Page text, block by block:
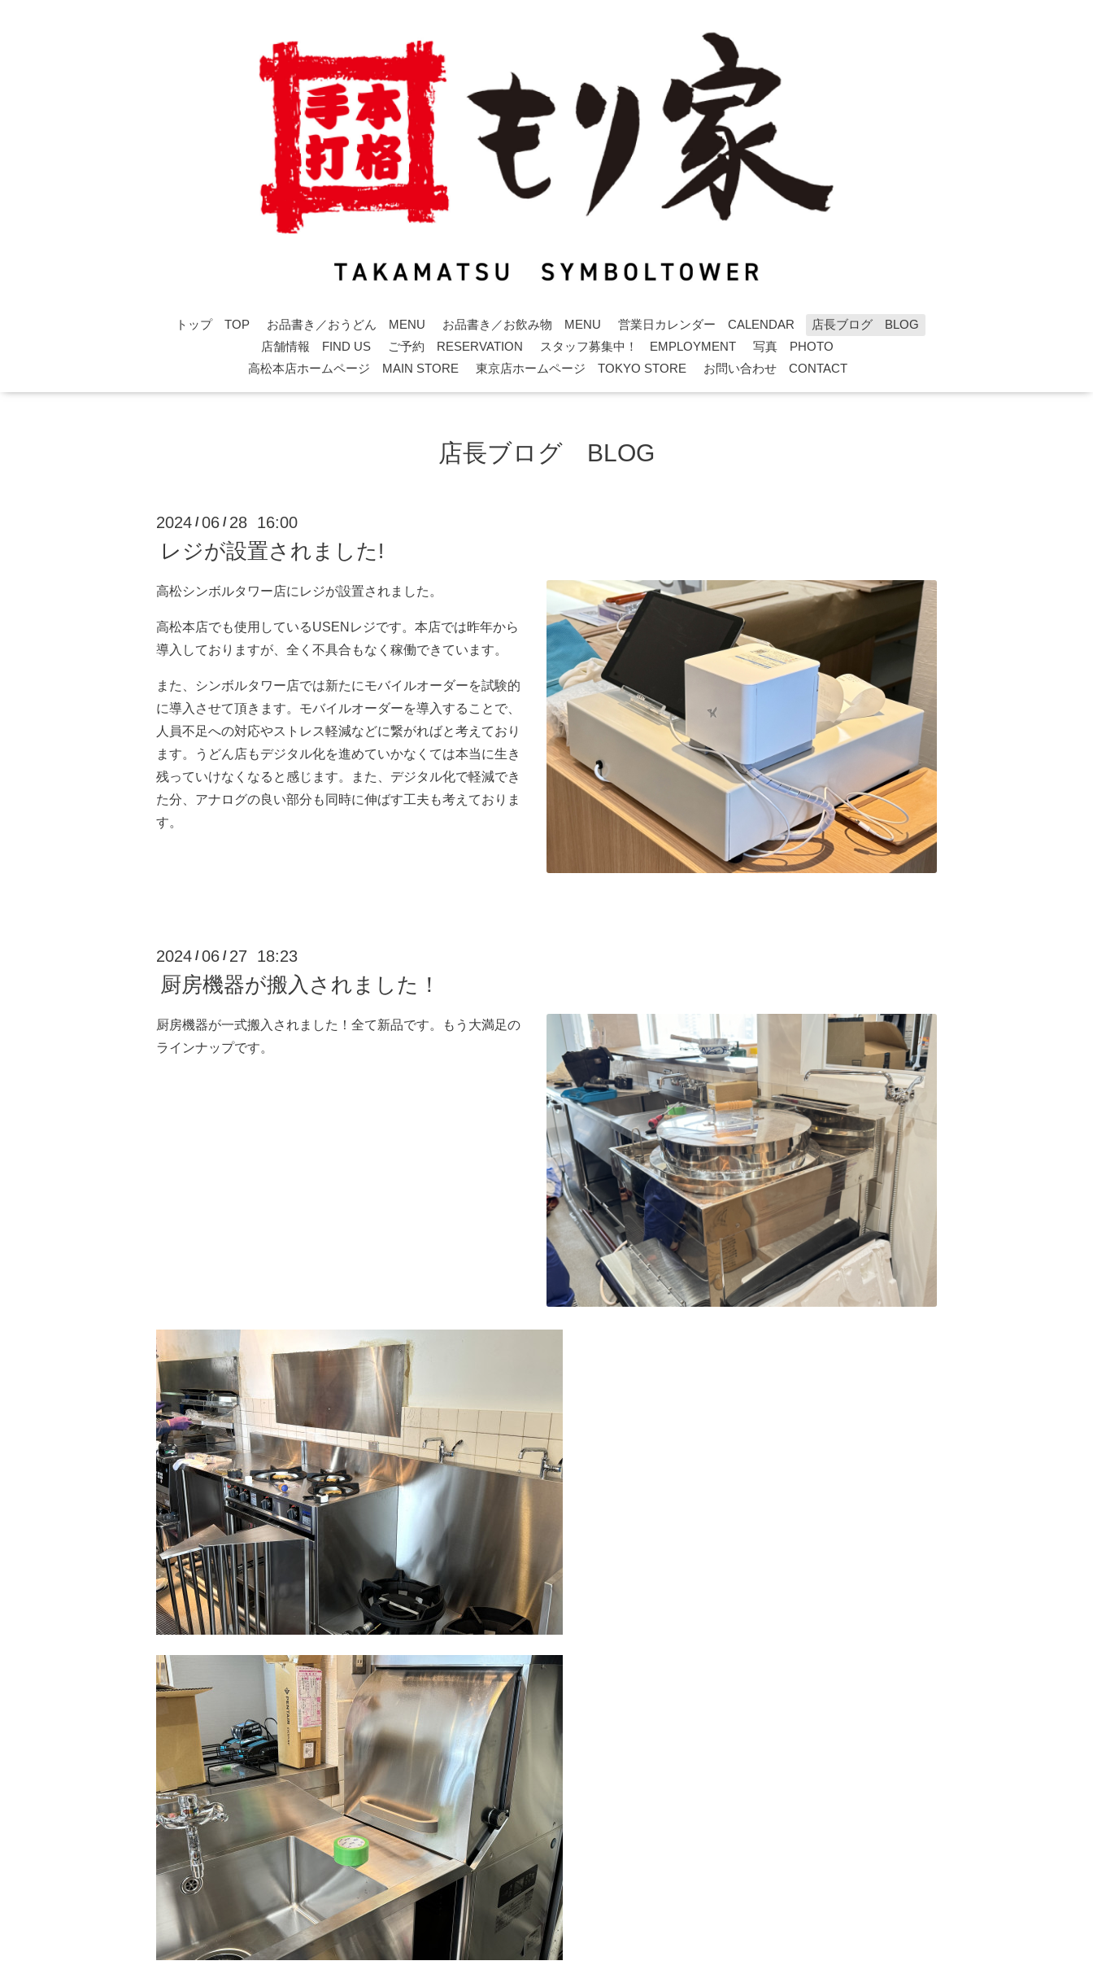
トップ TOP お品書き／おうどん MENU お品書き／お飲み物 MENU 営業日カレンダー CALENDAR
店長ブログ BLOG
店舗情報 FIND US
ご予約 RESERVATION スタッフ募集中！ EMPLOYMENT
写真 PHOTO
高松本店ホームページ MAIN STORE
東京店ホームページ TOKYO STORE お問い合わせ CONTACT
店長ブログ BLOG
2024 /06 / 28 16:00
レジが設置されました!
高松シンボルタワー店にレジが設置されました。
高松本店でも使用しているUSENレジです。本店では昨年から
導入しておりますが、全く不具合もなく稼働できています。
また、シンボルタワー店では新たにモバイルオーダーを試験的
に導入させて頂きます。モバイルオーダーを導入することで、
人員不足への対応やストレス軽減などに繋がればと考えており
ます。うどん店もデジタル化を進めていかなくては本当に生き
残っていけなくなると感じます。また、デジタル化で軽減でき
た分、アナログの良い部分も同時に伸ばす工夫も考えておりま
す。
2024 /06 / 27 18:23
厨房機器が搬入されました！
厨房機器が一式搬入されました！全て新品です。もう大満足の
ラインナップです。